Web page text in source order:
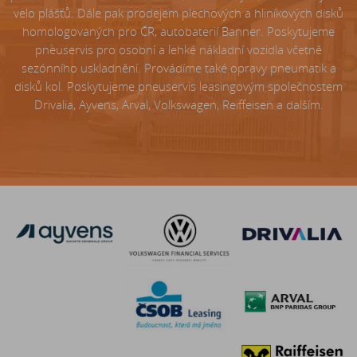
velo plášťů. Dále pak prodejem plechových a hliníkových disků
homologovaných pro ČR, autobaterií Banner. Poskytujeme
pneuservis pro osobní a lehké nákladní vozidla včetně
sezónního uskladnění. Provádíme také opravy pneumatik a
disků kol. Poskytujeme pneuservis leasingovým společnostem
Drivalia, Ayvens, Arval, Volkswagen, Reiffeisen a dalším.